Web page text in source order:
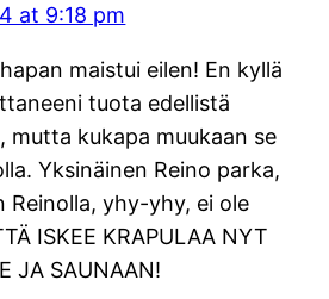
at 9:18 pm
maistui eilen! En kyllä
tuota edellistä
mutta kukapa muukaan se
Yksinäinen Reino parka,
Reinolla, yhy-yhy, ei ole
ISKEE KRAPULAA NYT
JA SAUNAAN!